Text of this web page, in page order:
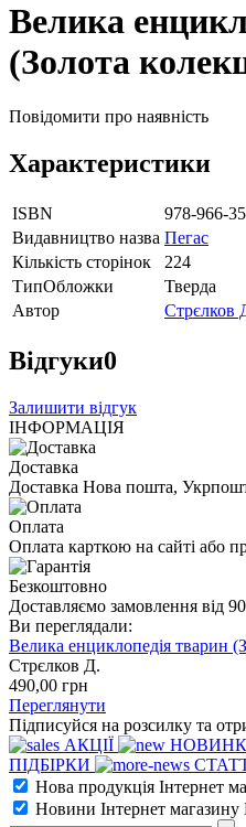
Велика
(Золота
Повідомити про наявність
Характеристики
ISBN
978-966-
Видавництво назва Пегас
Кількість сторінок
224
ТипОбложки
Тверда
Автор
Стрєлков
Відгуки0
Залишити відгук
ІНФОРМАЦІЯ
Доставка
Доставка Нова пошта,
Оплата
Оплата карткою на сайті або
Безкоштовно
Доставляємо замовлення від
Ви переглядали:
Велика енциклопедія тварин
Стрєлков Д.
490,00 грн
Переглянути
Підписуйся на розсилку та
АКЦІЇ
ПІДБІРКИ
Нова продукція Інтернет
Новини Інтернет магазину